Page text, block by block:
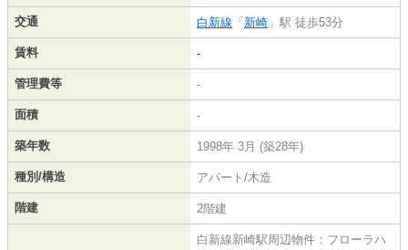
交通 白新線 「 新崎 」駅 徒歩53分
賃料 -
管理費等 -
面積 -
築年数 1998年 3月 (築28年)
種別/構造 アパート/木造
階建 2階建
白新線新崎駅周辺物件：フローラハ